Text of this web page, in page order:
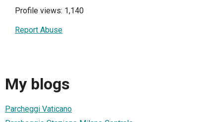
Profile views: 1,140
Report Abuse
My blogs
Parcheggi Vaticano